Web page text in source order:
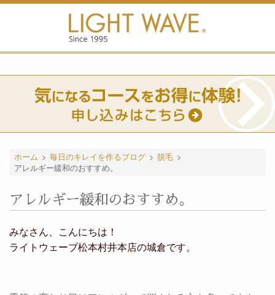
ホーム > 毎日のキレイを作るブログ > 脱毛 >
アレルギー緩和のおすすめ。
アレルギー緩和のおすすめ。
みなさん、こんにちは！
ライトウェーブ松本村井本店の城倉です。